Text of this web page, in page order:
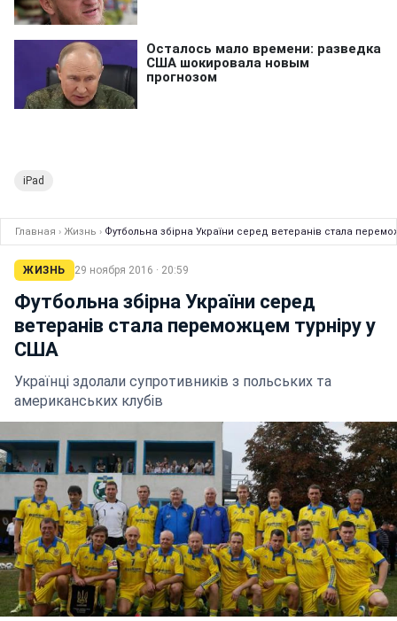
iPad
Главная › Жизнь › Футбольна збірна України серед ветеранів стала
ЖИЗНЬ 29 ноября 2016 · 20:59
Футбольна збірна України серед
ветеранів стала переможцем турніру у
США
Українці здолали супротивників з польських та
американських клубів